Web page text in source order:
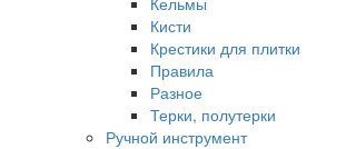
Кисти
Крестики для плитки
Правила
Разное
Терки, полутерки
Ручной инструмент